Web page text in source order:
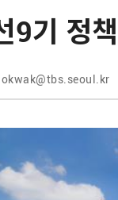
9기 정